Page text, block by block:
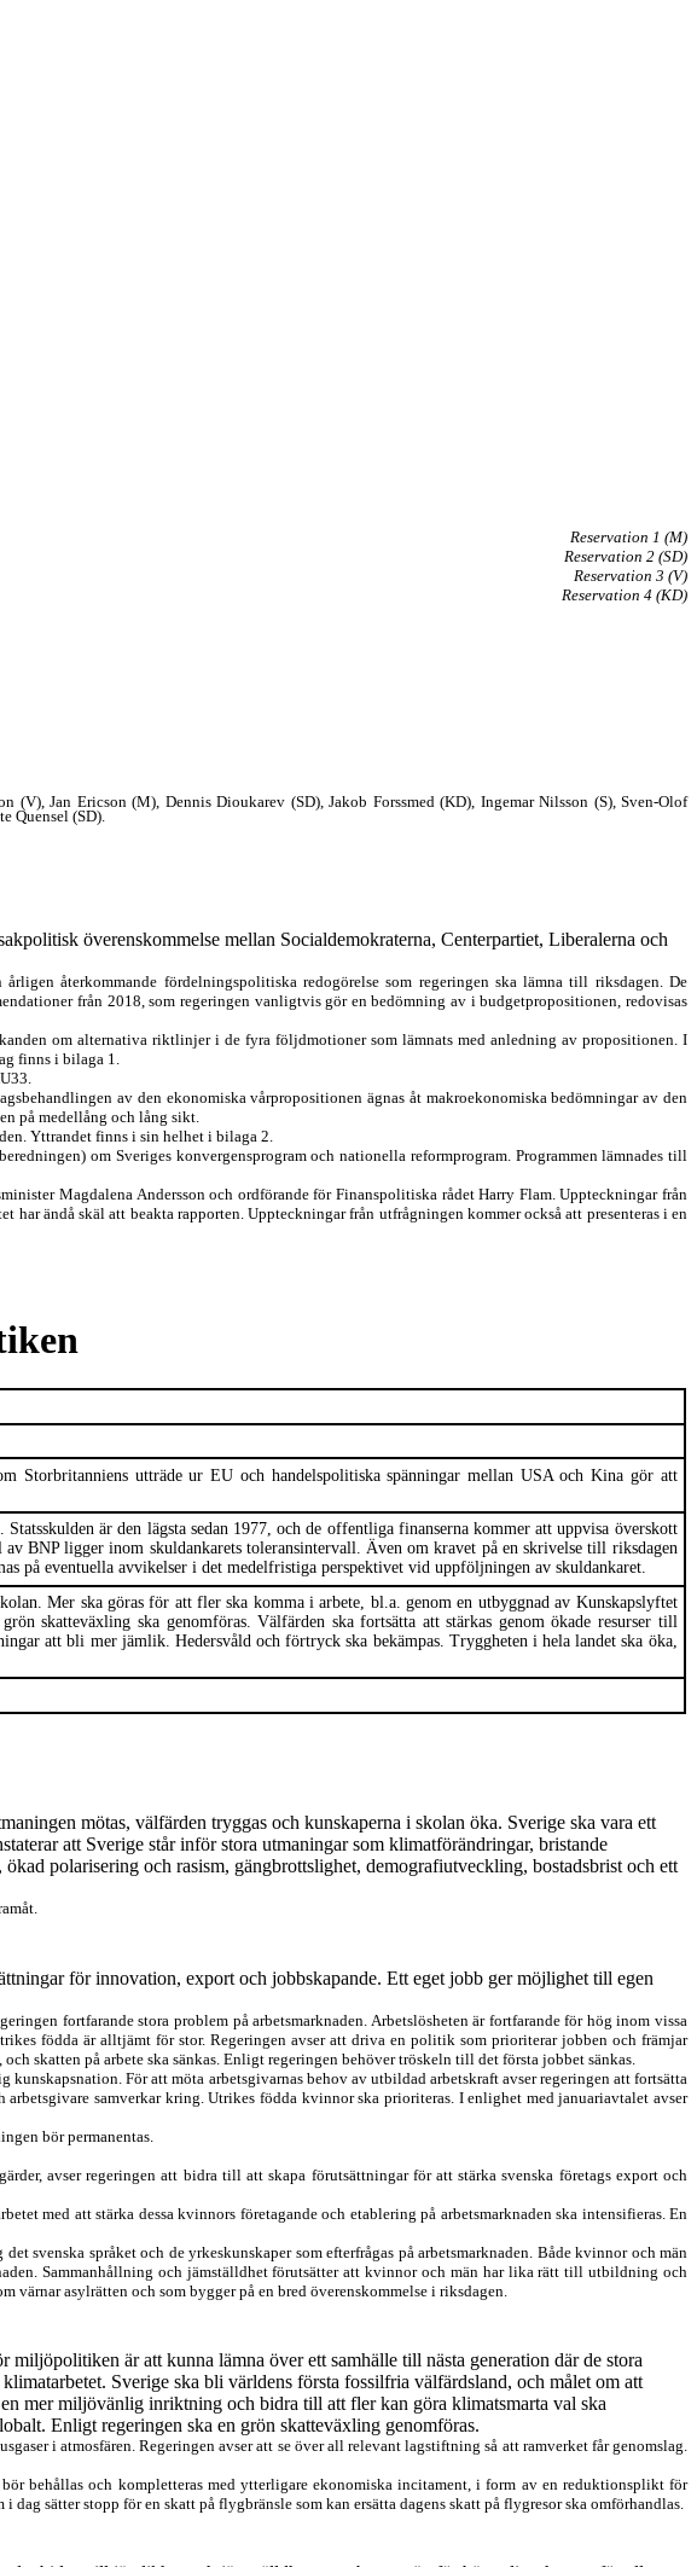
Reservation 1 (M)
Reservation 2 (SD)
Reservation 3 (V)
Reservation 4 (KD)
Jan Ericson (M), Dennis Dioukarev (SD), Jakob Forssmed (KD), Ingemar Nilsson (S), Sven-Olof
Quensel (SD).
överenskommelse mellan Socialdemokraterna, Centerpartiet, Liberalerna och
återkommande fördelningspolitiska redogörelse som regeringen ska lämna till riksdagen . De
från 2018 som regeringen vanligtvis gör en bedömning av i budgetpropositionen redovisas
om alternativa riktlinjer i de fyraföljdmotioner som lämnats med anledning av propositionen .I
finns i bilaga 1.
33
av den ekonomiska vårpropositionen ägnas åt makroekonomiska bedömningar av den
på medellång och lång sikt.
Yttrandet finns i sin helheti bilaga 2.
) om Sveriges konvergensprogram och nationella reformprogram. Programmen lämnades till
Magdalena Andersson och ordförandeför Finanspolitiska rådetHarry Flam.Uppteckningarfrån
har ändå skäl att beakta rapporten. Uppteckningarfrån utfrågningen kommer också att presenteras i en
Storbritanniens utträde ur EU och handelspolitiska spänningar mellan USA och Kina gör att
Statsskulden är den lägsta sedan 1977, och de offentliga finanserna kommer att uppvisa överskott
av BNP ligger inom skuldankarets toleransintervall.Även om kravet på en skrivelse till riksdagen
på eventuella avvikelser i det medelfristiga perspektivet vid uppföljningen av skuldankaret.
Mer ska göras för att fler ska komma i arbete, bl.a. genom en utbyggnad av Kunskapslyftet
skatteväxling ska genomföras.Välfärden ska fortsätta att stärkas genom ökade resurser till
att bli mer jämlik. Hedersvåld och förtryck ska bekämpas. Tryggheten ihela landetska öka,
mötas, välfärden tryggas och kunskaperna i skolan öka. Sverige ska vara ett
ratt Sverige står inför stora utmaningar som klimatförändringar, bristande
polarisering och rasism, gängbrottslighet, demografiutveckling, bostadsbrist och ett
för innovation, export och jobbskapande. Ett eget jobb ger möjlighet till egen
fortfarandestora problem på arbetsmarknaden. Arbetslösheten är fortfarande för hög inom vissa
födda är alltjämt för stor. Regeringen avser att driva en politik som prioriterar jobben och främjar
och skatten på arbete ska sänkas. Enligt regeringen behöver tröskeln till det första jobbet sänkas.
För att möta arbetsgivarnas behov av utbildad arbetskraft avser regeringen attfortsätta
samverkar kring. Utrikes födda kvinnor ska prioriteras. I enlighet med januariavtaletavser
bör permanentas
avser regeringenatt bidra till att skapa förutsättningar för att stärka svenska företags export och
med att stärka dessa kvinnors företagande och etablering på arbetsmarknaden ska intensifieras. En
svenska språket och de yrkeskunskaper som efterfrågas på arbetsmarknaden. Både kvinnor och män
Sammanhållning och jämställdhet förutsätter att kvinnor och män har lika rätt till utbildning och
asylrätten och som bygger på en bred överenskommelse i riksdagen.
är att kunna lämna över ett samhälle till nästa generation där de stora
Sverige ska bli världens första fossilfria välfärdsland, och målet om att
mer miljövänlig inriktning och bidra till att fler kan göra klimatsmarta val ska
. Enligt regeringen ska en grön skatteväxling genomföras.
i atmosfären Regeringen avser att se över all relevant lagstiftning så att ramverket får genomslag.
behållas och kompletteras med ytterligare ekonomiska incitament, i form av en reduktionsplikt för
sätter stopp för en skatt på flygbränsle som kan ersätta dagens skatt på flygresorska omförhandlas